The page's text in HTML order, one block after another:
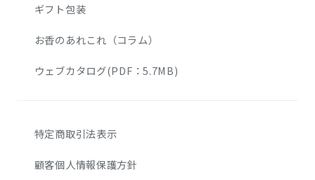
ギフト包装
お香のあれこれ（コラム）
ウェブカタログ(PDF：5.7MB)
特定商取引法表示
顧客個人情報保護方針